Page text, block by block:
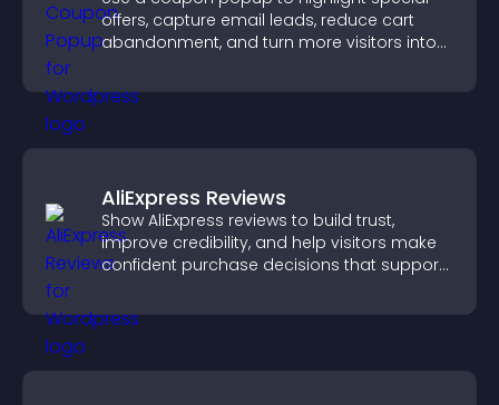
offers, capture email leads, reduce cart
abandonment, and turn more visitors into
AliExpress Reviews
Show AliExpress reviews to build trust,
improve credibility, and help visitors make
confident purchase decisions that support